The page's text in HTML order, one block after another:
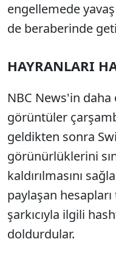
engellemede
de beraberinde
HAYRANLARI
NBC News'in
görüntüler
geldikten sonra
görünürlüklerini
kaldırılmasını
paylaşan
şarkıcıyla ilgili
doldurdular.